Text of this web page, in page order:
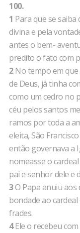
100.
1 Para que se
divina e pela
antes o bem-
predito o fato com
2No tempo em que
de Deus, já tinha
como um cedro no
céu pelos santos
ramos por toda a
eleita, São
então governava a
nomeasse o
pai e senhor dele e
3O Papa anuiu aos
bondade ao
frades.
4Ele o recebeu